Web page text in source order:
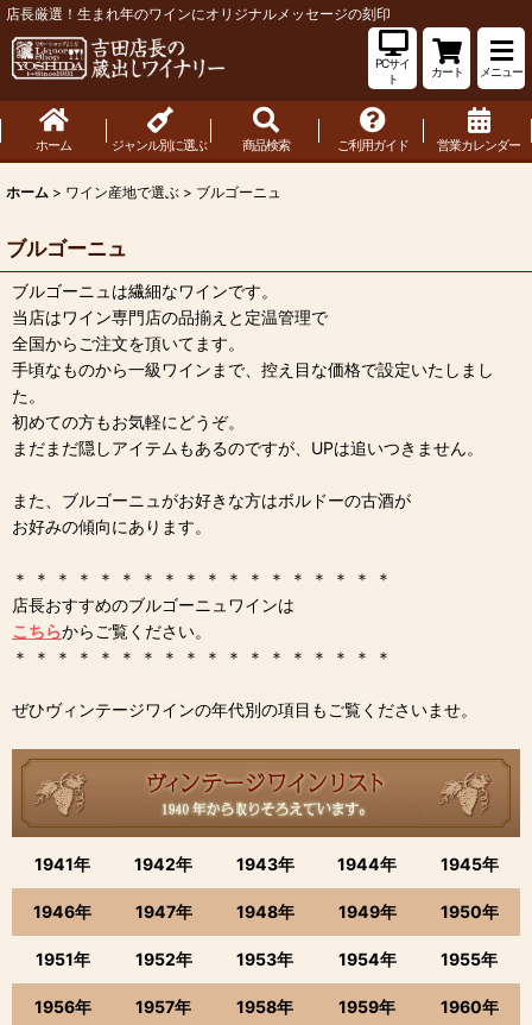
店長厳選！生まれ年のワインにオリジナルメッセージの刻印
PCサイ
ト
カート メニュー
ホーム ジャンル別に選ぶ 商品検索 ご利用ガイド 営業カレンダー
ホーム > ワイン産地で選ぶ > ブルゴーニュ
ブルゴーニュ
ブルゴーニュは繊細なワインです。
当店はワイン専門店の品揃えと定温管理で
全国からご注文を頂いてます。
手頃なものから一級ワインまで、控え目な価格で設定いたしまし
た。
初めての方もお気軽にどうぞ。
まだまだ隠しアイテムもあるのですが、UPは追いつきません。
また、ブルゴーニュがお好きな方はボルドーの古酒が
お好みの傾向にあります。
＊ ＊ ＊ ＊ ＊ ＊ ＊ ＊ ＊ ＊ ＊ ＊ ＊ ＊ ＊ ＊ ＊ ＊
店長おすすめのブルゴーニュワインは
こちらからご覧ください。
＊ ＊ ＊ ＊ ＊ ＊ ＊ ＊ ＊ ＊ ＊ ＊ ＊ ＊ ＊ ＊ ＊ ＊
ぜひヴィンテージワインの年代別の項目もご覧くださいませ。
1941年 1942年 1943年 1944年 1945年
1946年 1947年 1948年 1949年 1950年
1951年 1952年 1953年 1954年 1955年
1956年 1957年 1958年 1959年 1960年